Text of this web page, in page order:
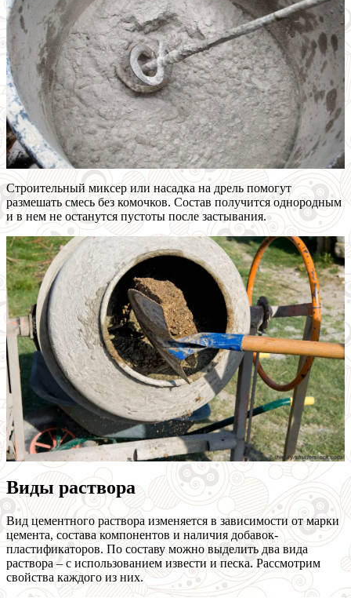
Строительный миксер или насадка на дрель помогут
размешать смесь без комочков. Состав получится однородным
и в нем не останутся пустоты после застывания.
Виды раствора
Вид цементного раствора изменяется в зависимости от марки
цемента, состава компонентов и наличия добавок-
пластификаторов. По составу можно выделить два вида
раствора – с использованием извести и песка. Рассмотрим
свойства каждого из них.